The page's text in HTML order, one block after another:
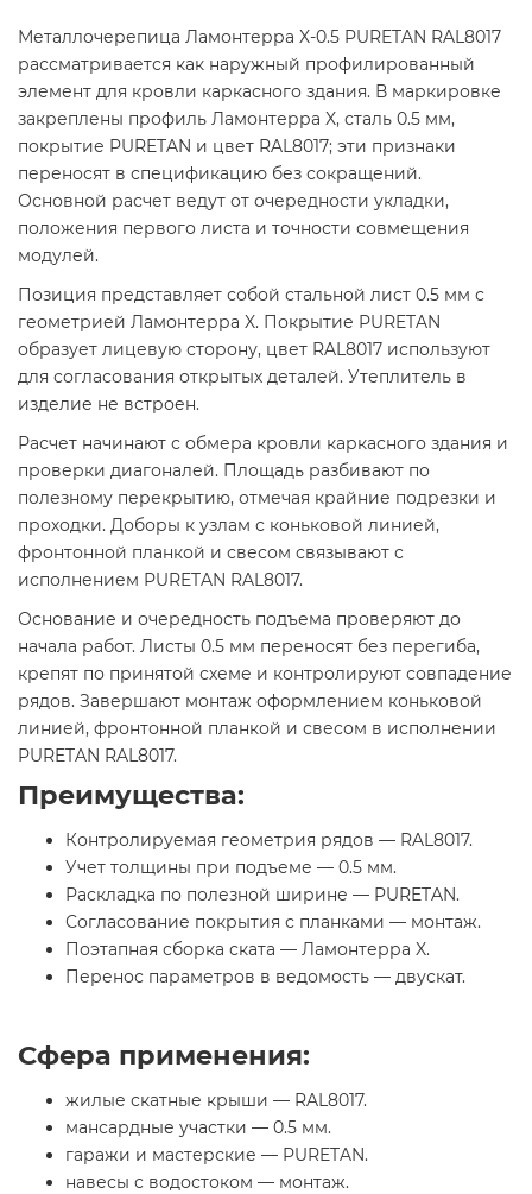
Металлочерепица Ламонтерра X-0.5 PURETAN RAL8017
рассматривается как наружный профилированный
элемент для кровли каркасного здания. В маркировке
закреплены профиль Ламонтерра X, сталь 0.5 мм,
покрытие PURETAN и цвет RAL8017; эти признаки
переносят в спецификацию без сокращений.
Основной расчет ведут от очередности укладки,
положения первого листа и точности совмещения
модулей.
Позиция представляет собой стальной лист 0.5 мм с
геометрией Ламонтерра X. Покрытие PURETAN
образует лицевую сторону, цвет RAL8017 используют
для согласования открытых деталей. Утеплитель в
изделие не встроен.
Расчет начинают с обмера кровли каркасного здания и
проверки диагоналей. Площадь разбивают по
полезному перекрытию, отмечая крайние подрезки и
проходки. Доборы к узлам с коньковой линией,
фронтонной планкой и свесом связывают с
исполнением PURETAN RAL8017.
Основание и очередность подъема проверяют до
начала работ. Листы 0.5 мм переносят без перегиба,
крепят по принятой схеме и контролируют совпадение
рядов. Завершают монтаж оформлением коньковой
линией, фронтонной планкой и свесом в исполнении
PURETAN RAL8017.
Преимущества:
Контролируемая геометрия рядов — RAL8017.
Учет толщины при подъеме — 0.5 мм.
Раскладка по полезной ширине — PURETAN.
Согласование покрытия с планками — монтаж.
Поэтапная сборка ската — Ламонтерра X.
Перенос параметров в ведомость — двускат.
Сфера применения:
жилые скатные крыши — RAL8017.
мансардные участки — 0.5 мм.
гаражи и мастерские — PURETAN.
навесы с водостоком — монтаж.